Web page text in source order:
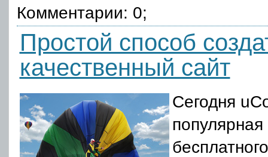
Комментарии: 0;
Простой способ
качественный сайт
Сегодня